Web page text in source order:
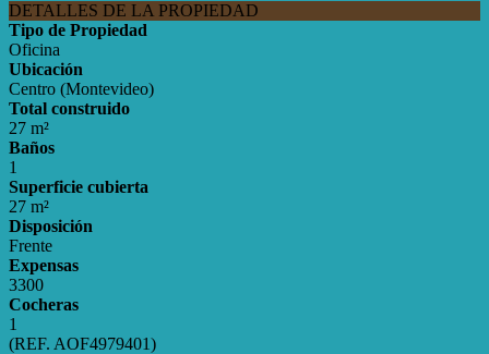
DETALLES DE LA PROPIEDAD
Tipo de Propiedad
Oficina
Ubicación
Centro (Montevideo)
Total construido
27 m²
Baños
1
Superficie cubierta
27 m²
Disposición
Frente
Expensas
3300
Cocheras
1
(REF. AOF4979401)